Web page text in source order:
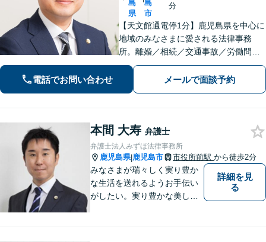
島
県
島
市
分
【天文館通電停1分】鹿児島県を中心に
地域のみなさまに愛される法律事務
所。離婚／相続／交通事故／労働問題
／刑事事件など。依頼者さまにとって
「一番の頼れる存在」でいられるよう
親身になって対応します。【近隣駐車
電話でお問い合わせ メールで面談予約
本間 大寿 弁護士
弁護士法人みずほ法律事務所
鹿児島県|鹿児島市 市役所前駅 から徒歩2分
みなさまが瑞々しく実り豊か
な生活を送れるようお手伝い
がしたい。実り豊かな美しい
詳細を見
る